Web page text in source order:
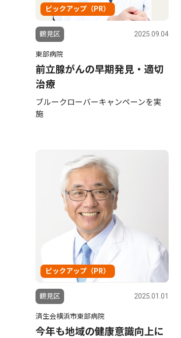
ピックアップ（PR）
鶴見区 2025.09.04
東部病院
前立腺がんの早期発見・適切
治療
ブルークローバーキャンペーンを実
施
ピックアップ（PR）
鶴見区 2025.01.01
済生会横浜市東部病院
今年も地域の健康意識向上に